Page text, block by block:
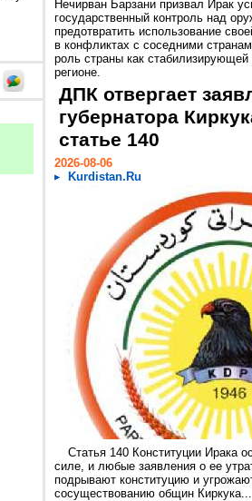
Нечирван Барзани призвал Ирак
государственный контроль над
предотвратить использование
в конфликтах с соседними
роль страны как
регионе.
ДПК отвергает
губернатора
статье 140
2026-08-06
Kurdistan.Ru
Статья 140 Конституции Ирака
силе, и любые заявления о ее
подрывают конституцию и
сосуществованию общин Киркука...